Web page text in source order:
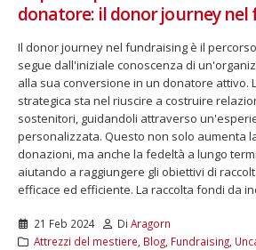
donatore: il donor journey
Il donor journey nel fundraising è il
segue dall'iniziale conoscenza di
alla sua conversione in un donatore attivo.
strategica sta nel riuscire a costruire
sostenitori, guidandoli attraverso
personalizzata. Questo non solo aumenta
donazioni, ma anche la fedeltà a lungo
aiutando a raggiungere gli obiettivi di
efficace ed efficiente. La raccolta fondi da
21 Feb 2024 DiAragorn
Attrezzi del mestiere, Blog, Fundraising,